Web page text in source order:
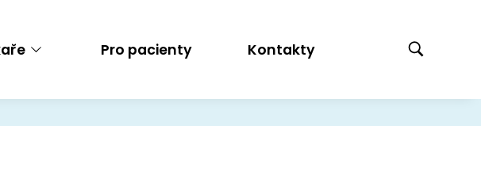
Pro pacienty Kontakty